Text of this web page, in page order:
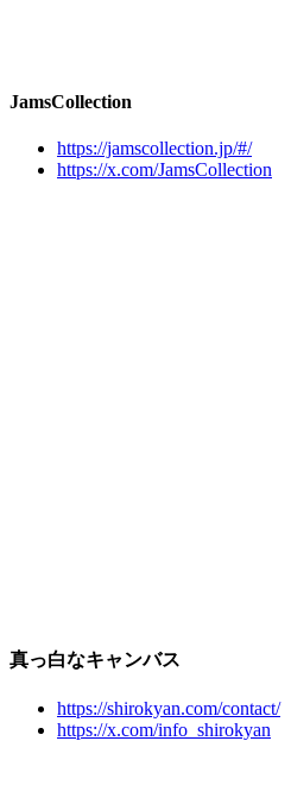
JamsCollection
https://jamscollection.jp/#/
https://x.com/JamsCollection
真っ白なキャンバス
https://shirokyan.com/contact/
https://x.com/info_shirokyan